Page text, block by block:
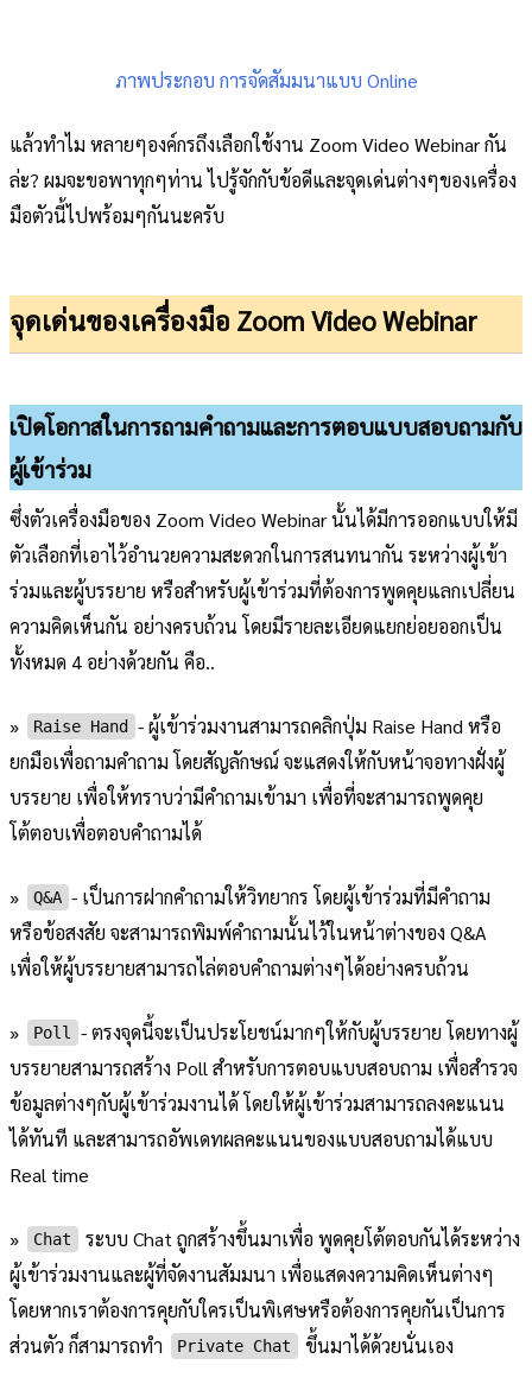
ภาพประกอบ การจัดสัมมนาแบบ Online
แล้วทำไม หลายๆองค์กรถึงเลือกใช้งาน Zoom Video Webinar กัน
ล่ะ? ผมจะขอพาทุกๆท่าน ไปรู้จักกับข้อดีและจุดเด่นต่างๆของเครื่อง
มือตัวนี้ไปพร้อมๆกันนะครับ
จุดเด่นของเครื่องมือ Zoom Video Webinar
เปิดโอกาสในการถามคำถามและการตอบแบบสอบถามกับ
ผู้เข้าร่วม
ซึ่งตัวเครื่องมือของ Zoom Video Webinar นั้นได้มีการออกแบบให้มี
ตัวเลือกที่เอาไว้อำนวยความสะดวกในการสนทนากัน ระหว่างผู้เข้า
ร่วมและผู้บรรยาย หรือสำหรับผู้เข้าร่วมที่ต้องการพูดคุยแลกเปลี่ยน
ความคิดเห็นกัน อย่างครบถ้วน โดยมีรายละเอียดแยกย่อยออกเป็น
ทั้งหมด 4 อย่างด้วยกัน คือ..
» Raise Hand
- ผู้เข้าร่วมงานสามารถคลิกปุ่ม Raise Hand หรือ
ยกมือเพื่อถามคำถาม โดยสัญลักษณ์ จะแสดงให้กับหน้าจอทางฝั่งผู้
บรรยาย เพื่อให้ทราบว่ามีคำถามเข้ามา เพื่อที่จะสามารถพูดคุย
โต้ตอบเพื่อตอบคำถามได้
» Q&A - เป็นการฝากคำถามให้วิทยากร โดยผู้เข้าร่วมที่มีคำถาม
หรือข้อสงสัย จะสามารถพิมพ์คำถามนั้นไว้ในหน้าต่างของ Q&A
เพื่อให้ผู้บรรยายสามารถไล่ตอบคำถามต่างๆได้อย่างครบถ้วน
» Poll
- ตรงจุดนี้จะเป็นประโยชน์มากๆให้กับผู้บรรยาย โดยทางผู้
บรรยายสามารถสร้าง Poll สำหรับการตอบแบบสอบถาม เพื่อสำรวจ
ข้อมูลต่างๆกับผู้เข้าร่วมงานได้ โดยให้ผู้เข้าร่วมสามารถลงคะแนน
ได้ทันที และสามารถอัพเดทผลคะแนนของแบบสอบถามได้แบบ
Real time
» Chat
ระบบ Chat ถูกสร้างขึ้นมาเพื่อ พูดคุยโต้ตอบกันได้ระหว่าง
ผู้เข้าร่วมงานและผู้ที่จัดงานสัมมนา เพื่อแสดงความคิดเห็นต่างๆ
โดยหากเราต้องการคุยกับใครเป็นพิเศษหรือต้องการคุยกันเป็นการ
ส่วนตัว ก็สามารถทำ
Private Chat ขึ้นมาได้ด้วยนั่นเอง